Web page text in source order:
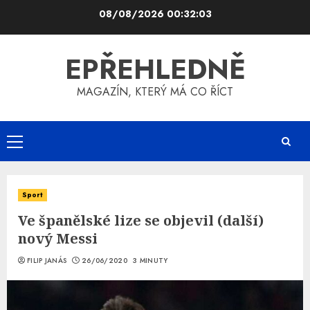
08/08/2026 00:32:04
EPŘEHLEDNĚ
MAGAZÍN, KTERÝ MÁ CO ŘÍCT
Primary
Menu
Sport
Ve španělské lize se objevil (další)
nový Messi
FILIP JANÁS 26/06/2020 3 MINUTY